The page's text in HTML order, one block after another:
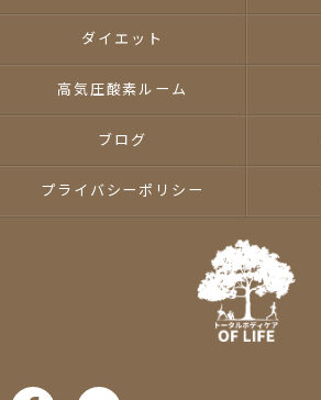
ダイエット
高気圧酸素ルーム
ブログ
プライバシーポリシー